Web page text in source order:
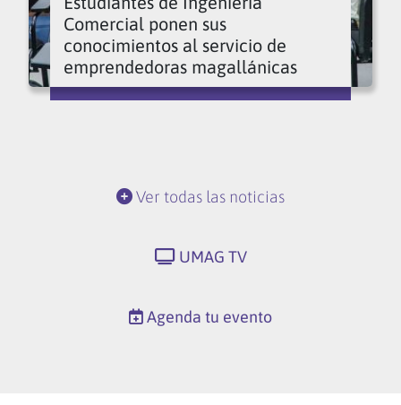
Comercial ponen sus
conocimientos al servicio de
emprendedoras magallánicas
Ver todas las noticias
UMAG TV
Agenda tu evento